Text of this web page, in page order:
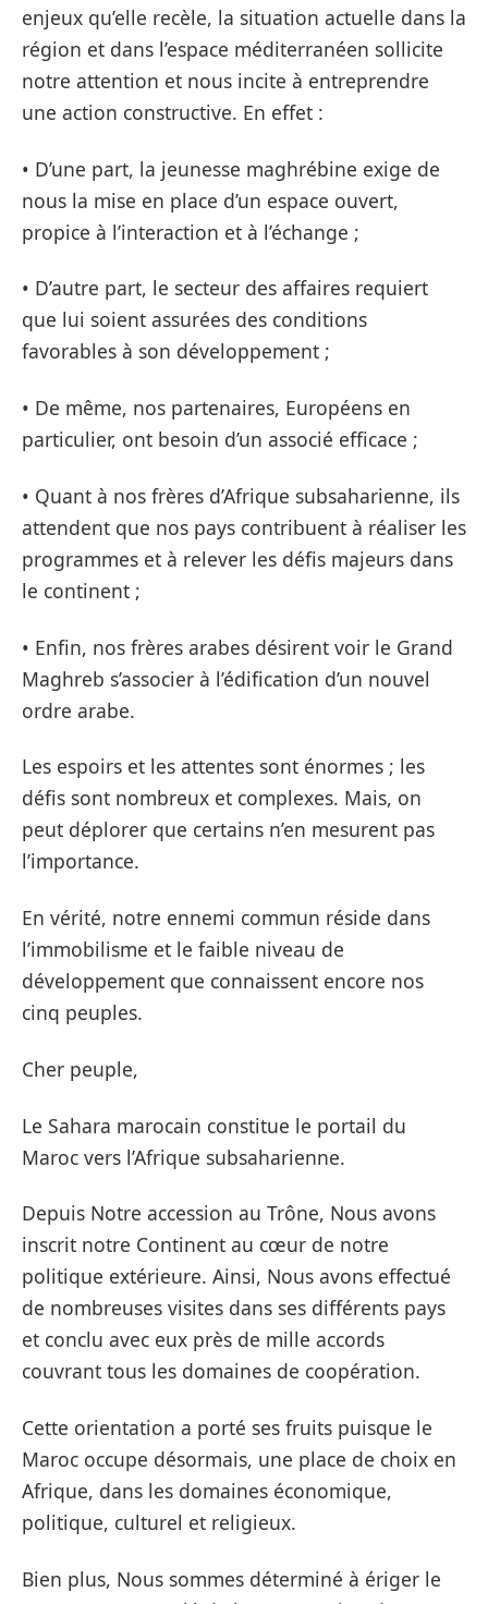
enjeux qu’elle recèle, la situation actuelle dans la
région et dans l’espace méditerranéen sollicite
notre attention et nous incite à entreprendre
une action constructive. En effet :
• D’une part, la jeunesse maghrébine exige de
nous la mise en place d’un espace ouvert,
propice à l’interaction et à l’échange ;
• D’autre part, le secteur des affaires requiert
que lui soient assurées des conditions
favorables à son développement ;
• De même, nos partenaires, Européens en
particulier, ont besoin d’un associé efficace ;
• Quant à nos frères d’Afrique subsaharienne, ils
attendent que nos pays contribuent à réaliser les
programmes et à relever les défis majeurs dans
le continent ;
• Enfin, nos frères arabes désirent voir le Grand
Maghreb s’associer à l’édification d’un nouvel
ordre arabe.
Les espoirs et les attentes sont énormes ; les
défis sont nombreux et complexes. Mais, on
peut déplorer que certains n’en mesurent pas
l’importance.
En vérité, notre ennemi commun réside dans
l’immobilisme et le faible niveau de
développement que connaissent encore nos
cinq peuples.
Cher peuple,
Le Sahara marocain constitue le portail du
Maroc vers l’Afrique subsaharienne.
Depuis Notre accession au Trône, Nous avons
inscrit notre Continent au cœur de notre
politique extérieure. Ainsi, Nous avons effectué
de nombreuses visites dans ses différents pays
et conclu avec eux près de mille accords
couvrant tous les domaines de coopération.
Cette orientation a porté ses fruits puisque le
Maroc occupe désormais, une place de choix en
Afrique, dans les domaines économique,
politique, culturel et religieux.
Bien plus, Nous sommes déterminé à ériger le